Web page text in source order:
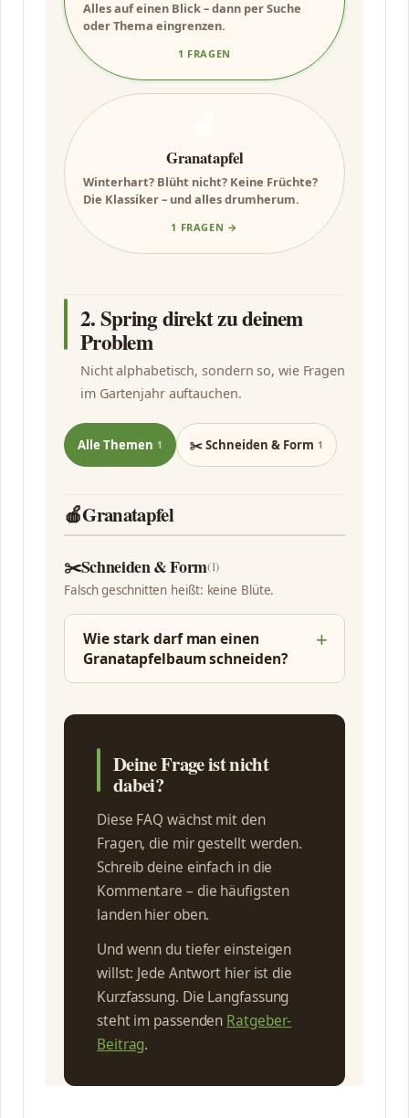
Alles auf einen Blick – dann per Suche
oder Thema eingrenzen.
1 FRAGEN
Granatapfel
Winterhart? Blüht nicht? Keine Früchte?
Die Klassiker – und alles drumherum.
1 FRAGEN →
2. Spring direkt zu deinem
Problem
Nicht alphabetisch, sondern so, wie Fragen
im Gartenjahr auftauchen.
Alle Themen 1 ✂️ Schneiden & Form 1
🍎Granatapfel
✂️Schneiden & Form(1)
Falsch geschnitten heißt: keine Blüte.
Wie stark darf man einen
Granatapfelbaum schneiden?
Deine Frage ist nicht
dabei?
Diese FAQ wächst mit den
Fragen, die mir gestellt werden.
Schreib deine einfach in die
Kommentare – die häufigsten
landen hier oben.
Und wenn du tiefer einsteigen
willst: Jede Antwort hier ist die
Kurzfassung. Die Langfassung
steht im passenden Ratgeber-
Beitrag.